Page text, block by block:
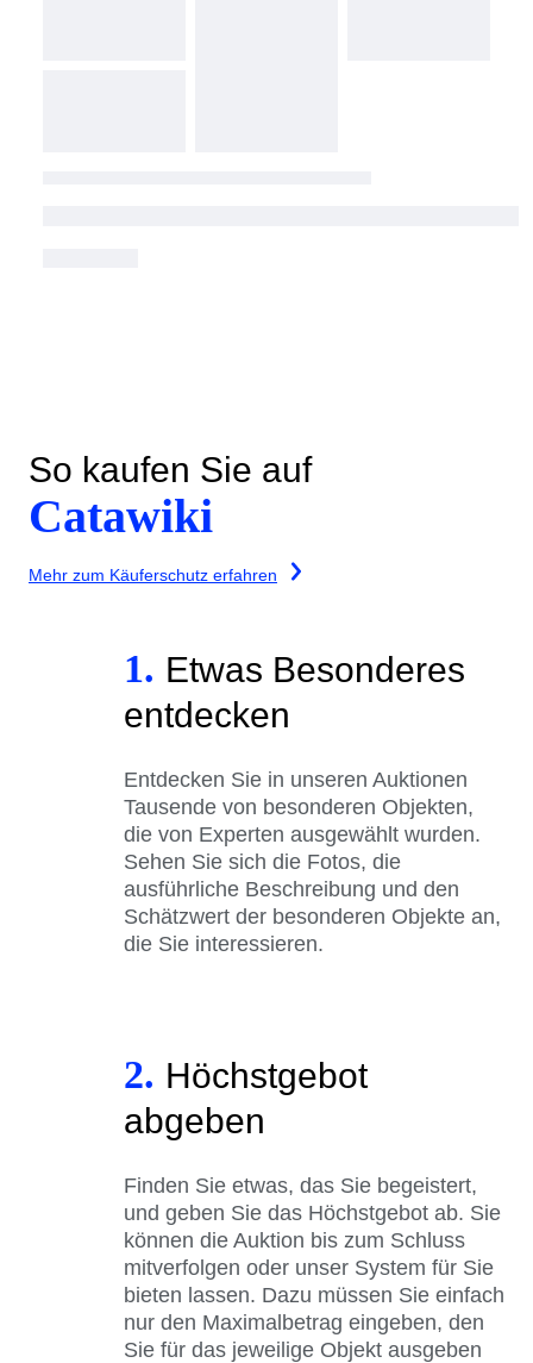
So kaufen Sie auf
Catawiki
Mehr zum Käuferschutz erfahren
1. Etwas Besonderes
entdecken
Entdecken Sie in unseren Auktionen
Tausende von besonderen Objekten,
die von Experten ausgewählt wurden.
Sehen Sie sich die Fotos, die
ausführliche Beschreibung und den
Schätzwert der besonderen Objekte an,
die Sie interessieren.
2. Höchstgebot
abgeben
Finden Sie etwas, das Sie begeistert,
und geben Sie das Höchstgebot ab. Sie
können die Auktion bis zum Schluss
mitverfolgen oder unser System für Sie
bieten lassen. Dazu müssen Sie einfach
nur den Maximalbetrag eingeben, den
Sie für das jeweilige Objekt ausgeben